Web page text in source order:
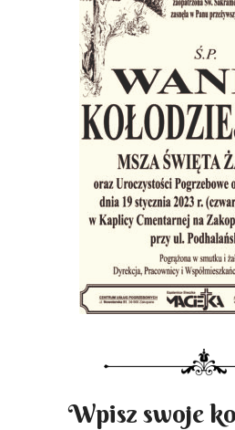
Wpisz swoje